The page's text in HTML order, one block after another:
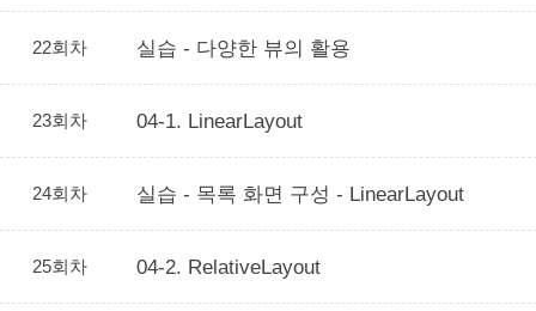
22회차 실습 - 다양한 뷰의 활용
23회차 04-1. LinearLayout
24회차 실습 - 목록 화면 구성 - LinearLayout
25회차 04-2. RelativeLayout